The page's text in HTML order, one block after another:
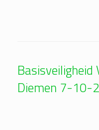
Basisveiligheid
Diemen 7-10-